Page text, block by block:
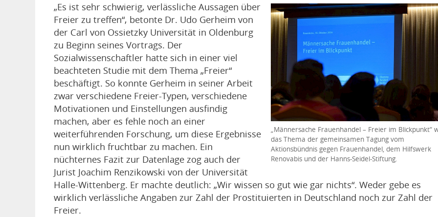
„Männersache Frauenhandel – Freier im Blickpunkt“
das Thema der gemeinsamen Tagung vom
Aktionsbündnis gegen Frauenhandel, dem Hilfswerk
Renovabis und der Hanns-Seidel-Stiftung.
„Es ist sehr schwierig, verlässliche Aussagen über
Freier zu treffen“, betonte Dr. Udo Gerheim von
der Carl von Ossietzky Universität in Oldenburg
zu Beginn seines Vortrags. Der
Sozialwissenschaftler hatte sich in einer viel
beachteten Studie mit dem Thema „Freier“
beschäftigt. So konnte Gerheim in seiner Arbeit
zwar verschiedene Freier-Typen, verschiedene
Motivationen und Einstellungen ausfindig
machen, aber es fehle noch an einer
weiterführenden Forschung, um diese Ergebnisse
nun wirklich fruchtbar zu machen. Ein
nüchternes Fazit zur Datenlage zog auch der
Jurist Joachim Renzikowski von der Universität
Halle-Wittenberg. Er machte deutlich: „Wir wissen so gut wie gar nichts“. Weder gebe es
wirklich verlässliche Angaben zur Zahl der Prostituierten in Deutschland noch zur Zahl der
Freier.